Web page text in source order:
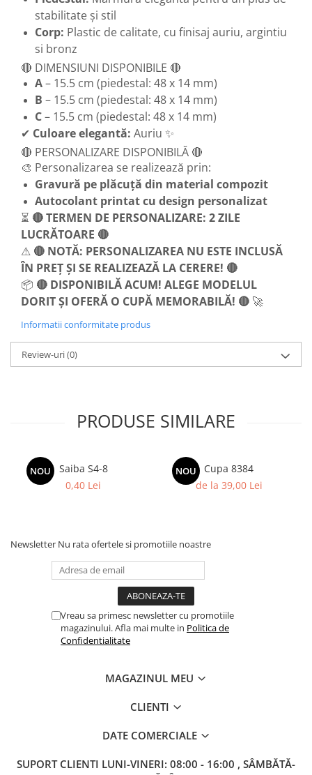
Trofee Outlet
Figurine Outlet
Personalizari
Produse Personalizate
Trofee Personalizate
Tematica Tricolor
Alte categorii
Columbofili
Pompieri
stabilitate și stil
Corp: Plastic de calitate, cu finisaj auriu, argintiu
si bronz
🔴 DIMENSIUNI DISPONIBILE 🔴
A– 15.5 cm (piedestal: 48 x 14 mm)
B – 15.5 cm (piedestal: 48 x 14 mm)
C– 15.5 cm (piedestal: 48 x 14 mm)
✔ Culoare elegantă: Auriu ✨
🔴 PERSONALIZARE DISPONIBILĂ 🔴
🎨 Personalizarea se realizează prin:
Gravură pe plăcuță din material compozit
Autocolant printat cu design personalizat
⏳ 🔴 TERMEN DE PERSONALIZARE: 2 ZILE
LUCRĂTOARE 🔴
⚠ 🔴 NOTĂ: PERSONALIZAREA NU ESTE INCLUSĂ
ÎN PREȚ ȘI SE REALIZEAZĂ LA CERERE! 🔴
📦 🔴 DISPONIBILĂ ACUM! ALEGE MODELUL
DORIT ȘI OFERĂ O CUPĂ MEMORABILĂ! 🔴 🚀
Informatii conformitate produs
Review-uri(0)
PRODUSE SIMILARE
NOU
Saiba S4-8
0,40 Lei
NOU
Cupa 8384
de la 39,00 Lei
Newsletter Nu rata ofertele si promotiile noastre
Vreau sa primesc newsletter cu promotiile
magazinului. Afla mai multe in Politica de
Confidentialitate
MAGAZINUL MEU
CLIENTI
DATE COMERCIALE
SUPORT CLIENTI LUNI-VINERI: 08:00 - 16:00 , SÂMBĂTĂ-